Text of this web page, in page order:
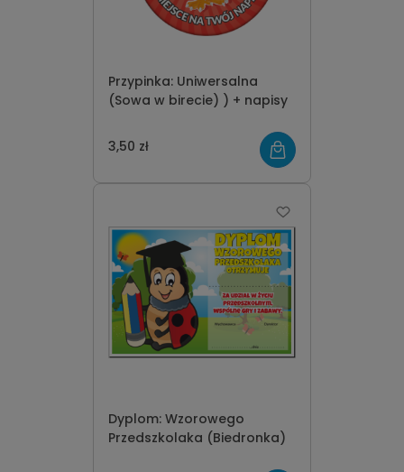
Przypinka: Uniwersalna
(Sowa w birecie) ) + napisy
3,50 zł
Dyplom: Wzorowego
Przedszkolaka (Biedronka)